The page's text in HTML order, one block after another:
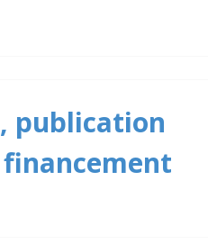
publication